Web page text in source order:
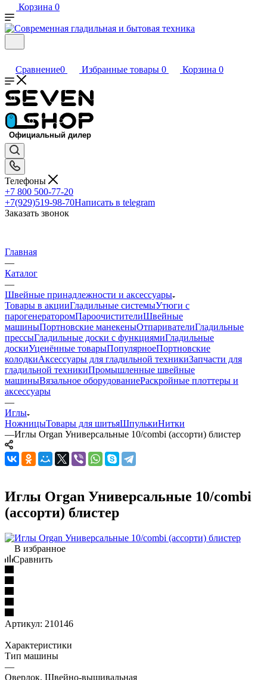
Корзина 0
Сравнение0 Избранные товары 0 Корзина 0
Телефоны
+7 800 500-77-20
+7(929)519-98-70Написать в telegram
Заказать звонок
Главная
—
Каталог
—
Швейные принадлежности и аксессуары
Товары в акцииГладильные системыУтюги с
парогенераторомПароочистителиШвейные
машиныПортновские манекеныОтпаривателиГладильные
прессыГладильные доски с функциямиГладильные
доскиУценённые товарыПопулярноеПортновские
колодкиАксессуары для гладильной техникиЗапчасти для
гладильной техникиПромышленные швейные
машиныВязальное оборудованиеРаскройные плоттеры и
аксессуары
—
Иглы
НожницыТовары для шитьяШпулькиНитки
—Иглы Organ Универсальные 10/combi (ассорти) блистер
Иглы Organ Универсальные 10/combi
(ассорти) блистер
В избранное
Сравнить
Артикул: 210146
Характеристики
Тип машины
—
Оверлок, Швейно-вышивальная